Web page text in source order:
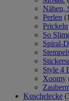
Nähen,
Perlen
Prickeln
So
Spiral-
Style 4
Xoomy
Kuschelecke